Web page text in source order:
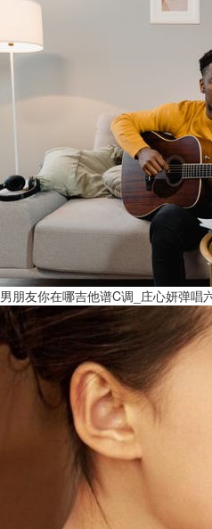
男朋友你在哪吉他谱C调_庄心妍弹唱